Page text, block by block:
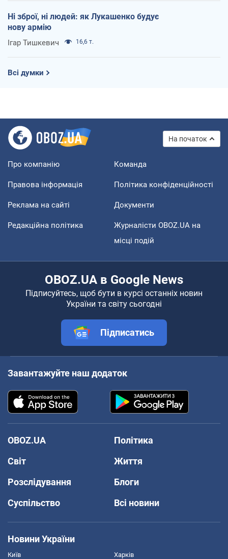
Ні зброї, ні людей: як Лукашенко будує
нову армію
Ігар Тишкевич 16,6 т.
Всі думки
На початок
Про компанію Команда
Правова інформація Політика конфіденційності
Реклама на сайті Документи
Редакційна політика
Журналісти OBOZ.UA на
місці подій
OBOZ.UA в Google News
Підписуйтесь, щоб бути в курсі останніх новин
України та світу сьогодні
Підписатись
Завантажуйте наш додаток
OBOZ.UA
Політика
Світ
Життя
Розслідування
Блоги
Суспільство
Всі новини
Новини України
Київ Харків